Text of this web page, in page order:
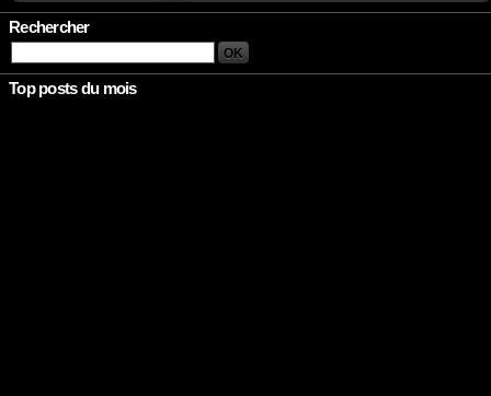
Rechercher
Top posts du mois